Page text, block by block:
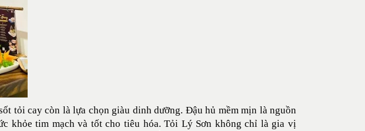
tỏi cay còn là lựa chọn giàu dinh dưỡng. Đậu hủ mềm mịn là nguồn
khỏe tim mạch và tốt cho tiêu hóa. Tỏi Lý Sơn không chỉ là gia vị